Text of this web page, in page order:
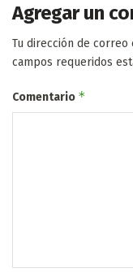
Agregar un
Tu dirección de
campos requeridos
Comentario *